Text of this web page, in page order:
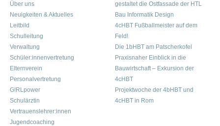
Über uns
Neuigkeiten & Aktuelles
Leitbild
Schulleitung
Verwaltung
Schüler:innenvertretung
Elternverein
Personalvertretung
G!RLpower
Schulärztin
Vertrauenslehrer:innen
Jugendcoaching
gestaltet die Ostfassade der HTL
Bau Informatik Design
4cHBT Fußballmeister auf dem
Feld!
Die 1bHBT am Patscherkofel
Praxisnaher Einblick in die
Bauwirtschaft – Exkursion der
4cHBT
Projektwoche der 4bHBT und
4cHBT in Rom